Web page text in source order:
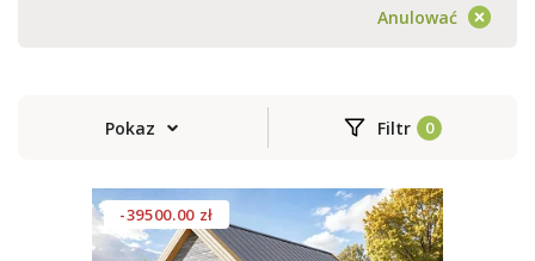
Anulować
Pokaz Filtr
-39500.00 zł